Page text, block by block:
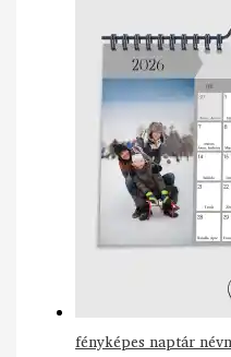
fényképes naptár